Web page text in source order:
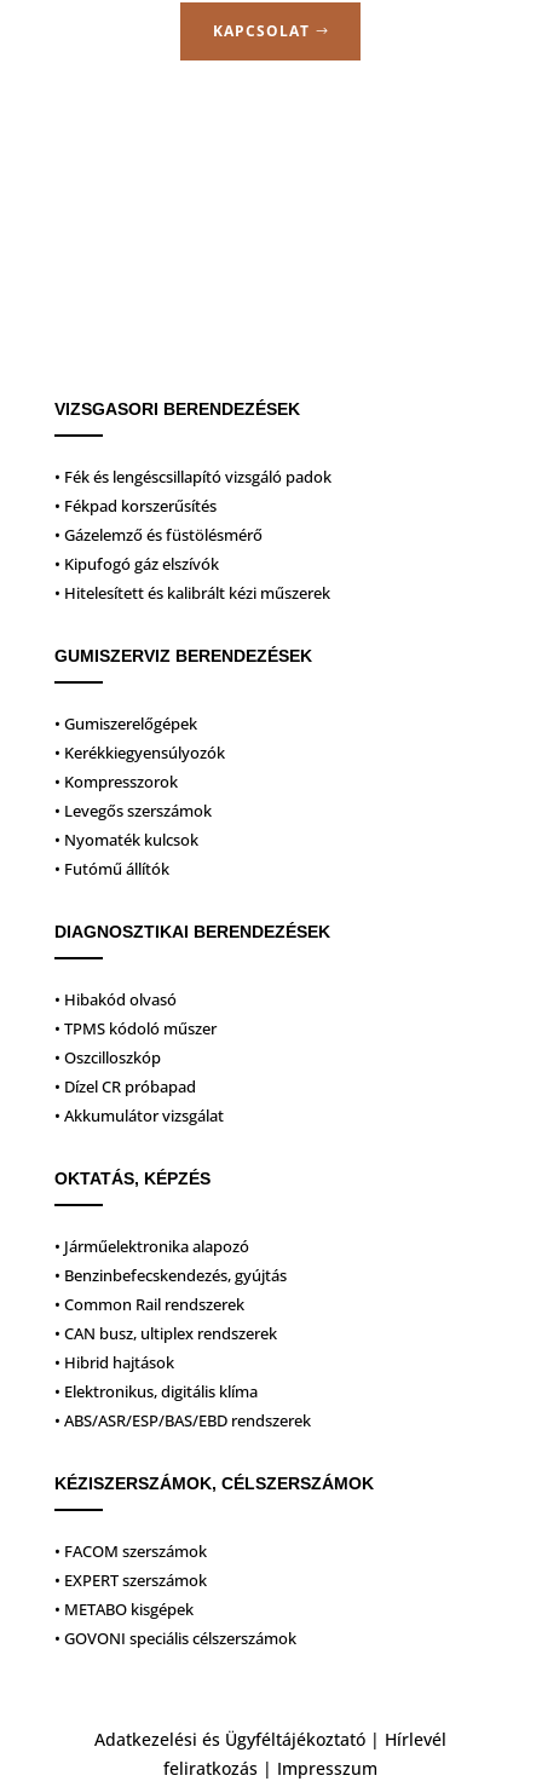
KAPCSOLAT
VIZSGASORI BERENDEZÉSEK
• Fék és lengéscsillapító vizsgáló padok
• Fékpad korszerűsítés
• Gázelemző és füstölésmérő
• Kipufogó gáz elszívók
• Hitelesített és kalibrált kézi műszerek
GUMISZERVIZ BERENDEZÉSEK
• Gumiszerelőgépek
• Kerékkiegyensúlyozók
• Kompresszorok
• Levegős szerszámok
• Nyomaték kulcsok
• Futómű állítók
DIAGNOSZTIKAI BERENDEZÉSEK
• Hibakód olvasó
• TPMS kódoló műszer
• Oszcilloszkóp
• Dízel CR próbapad
• Akkumulátor vizsgálat
OKTATÁS, KÉPZÉS
• Járműelektronika alapozó
• Benzinbefecskendezés, gyújtás
• Common Rail rendszerek
• CAN busz, ultiplex rendszerek
• Hibrid hajtások
• Elektronikus, digitális klíma
• ABS/ASR/ESP/BAS/EBD rendszerek
KÉZISZERSZÁMOK, CÉLSZERSZÁMOK
• FACOM szerszámok
• EXPERT szerszámok
• METABO kisgépek
• GOVONI speciális célszerszámok
Adatkezelési és Ügyféltájékoztató | Hírlevél
feliratkozás | Impresszum